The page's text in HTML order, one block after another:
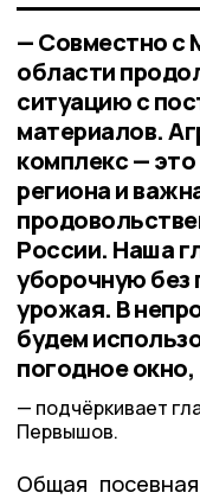
— Совместно с
области
ситуацию с
материалов.
комплекс —
региона и
России. Наша
уборочную без
урожая. В
будем
погодное окно,
подчёркивает
Первышов.
Общая